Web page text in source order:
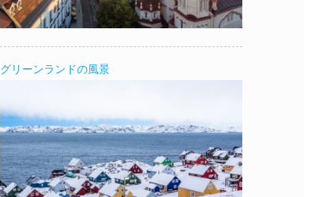
グリーンランドの風景